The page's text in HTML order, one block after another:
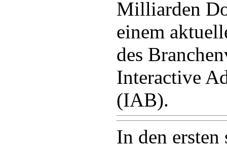
Milliarden
einem
des
Interactive
(IAB).
In den ersten